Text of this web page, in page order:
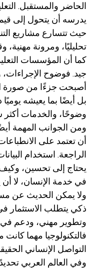
الحاضر والمستقبل.
يدرسه أن يتحول إلى
حيث تتسارع مشاريع
تحليليًا، ومرونة مهنية،
كما أن المؤسسات
جيد. فوضوح الإجراءات،
أصبحت جزءًا من صورة
بل أيضًا بما يعيشه
وضوحًا، والخدمات أكثر
ومن الجوانب المهمة
أن تعتمد على
الراجعة. استخدام
يحتاج إلى تحسين،
في خدمة الإنسان، لا
ولا يمكن الحديث عن
ذكي يتطلب الاستثمار
وتطوير مهني، ودعم في
فالتكنولوجيا مهما كانت
التواصل الإنساني
وفي العالم العربي